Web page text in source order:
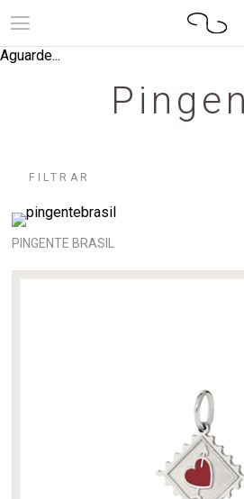
Aguarde...
FILTRAR
PINGENTE BRASIL